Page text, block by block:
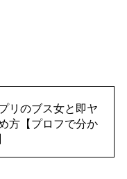
リのブス女と即ヤ
方【プロフで分か